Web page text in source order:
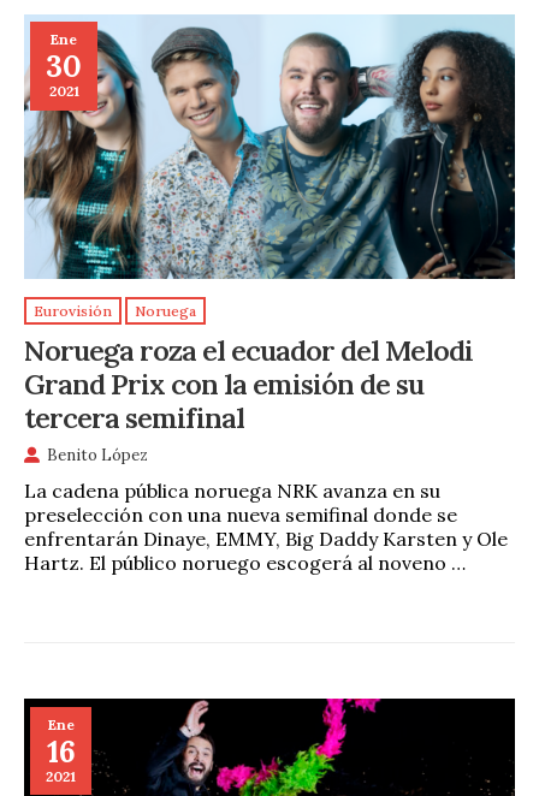
Ene
30
2021
Eurovisión Noruega
Noruega roza el ecuador del Melodi
Grand Prix con la emisión de su
tercera semifinal
Benito López
La cadena pública noruega NRK avanza en su
preselección con una nueva semifinal donde se
enfrentarán Dinaye, EMMY, Big Daddy Karsten y Ole
Hartz. El público noruego escogerá al noveno …
Ene
16
2021